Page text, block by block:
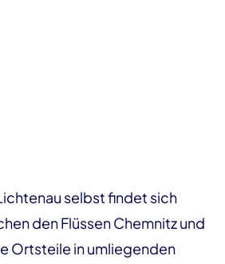
selbst findet sich
den Flüssen Chemnitz und
Ortsteile in umliegenden